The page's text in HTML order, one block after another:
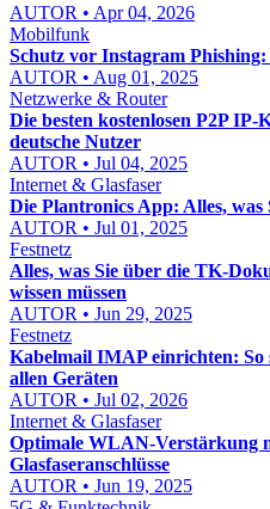
AUTOR • Apr 04, 2026
Mobilfunk
Schutz vor Instagram Phishing:
AUTOR • Aug 01, 2025
Netzwerke & Router
Die besten kostenlosen P2P
deutsche Nutzer
AUTOR • Jul 04, 2025
Internet & Glasfaser
Die Plantronics App: Alles, was
AUTOR • Jul 01, 2025
Festnetz
Alles, was Sie über die TK-
wissen müssen
AUTOR • Jun 29, 2025
Festnetz
Kabelmail IMAP einrichten:
allen Geräten
AUTOR • Jul 02, 2026
Internet & Glasfaser
Optimale WLAN-Verstärkung
Glasfaseranschlüsse
AUTOR • Jun 19, 2025